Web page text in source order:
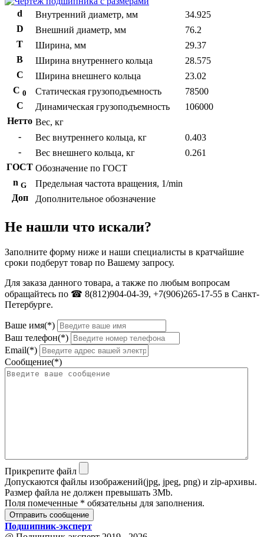
d Внутренний диаметр, мм
34.925
D
Внешний диаметр, мм
76.2
T
Ширина, мм
29.37
B
Ширина внутреннего кольца
28.575
С
Ширина внешнего кольца
23.02
С 0 Статическая грузоподъемность
78500
C
Динамическая грузоподъемность
106000
Нетто Вес, кг
-
Вес внутреннего кольца, кг
0.403
-
Вес внешнего кольца, кг
0.261
ГОСТ Обозначение по ГОСТ
n G
Предельная частота вращения, 1/min
Доп
Дополнительное обозначение
Не нашли что искали?
Заполните форму ниже и наши специалисты в кратчайшие
сроки подберут товар по Вашему запросу.
Для заказа данного товара, а также по любым вопросам
обращайтесь по ☎ 8(812)904-04-39, +7(906)265-17-55 в Санкт-
Петербурге.
Ваше имя(*)
Ваш телефон(*)
Email(*)
Сообщение(*)
Прикрепите файл
Допускаются файлы изображений(jpg, jpeg, png) и zip-архивы.
Размер файла не должен превышать 3Mb.
Поля помеченные * обязательны для заполнения.
Отправить сообщение
Подшипник-эксперт